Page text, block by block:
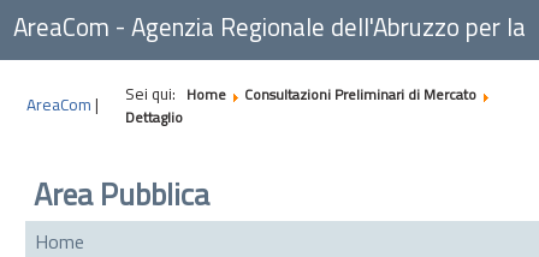
AreaCom - Agenzia Regionale dell'Abruzzo per la
Committenza
AreaCom | Sei qui: Home
Consultazioni Preliminari di Mercato
Dettaglio
Area Pubblica
Home